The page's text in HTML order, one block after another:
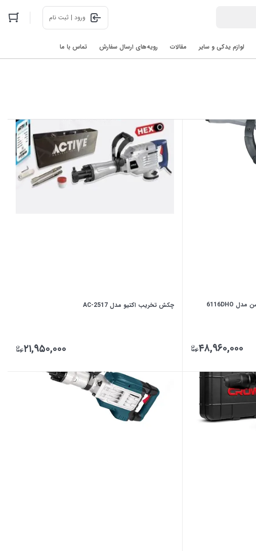
ورود | ثبت نام
لوازم یدکی و سایر مقالات رویه‌های ارسال سفارش تماس با ما
۴۸,۹۶۰,۰۰۰
چکش تخریب اکتیو مدل AC-2517
۲۱,۹۵۰,۰۰۰